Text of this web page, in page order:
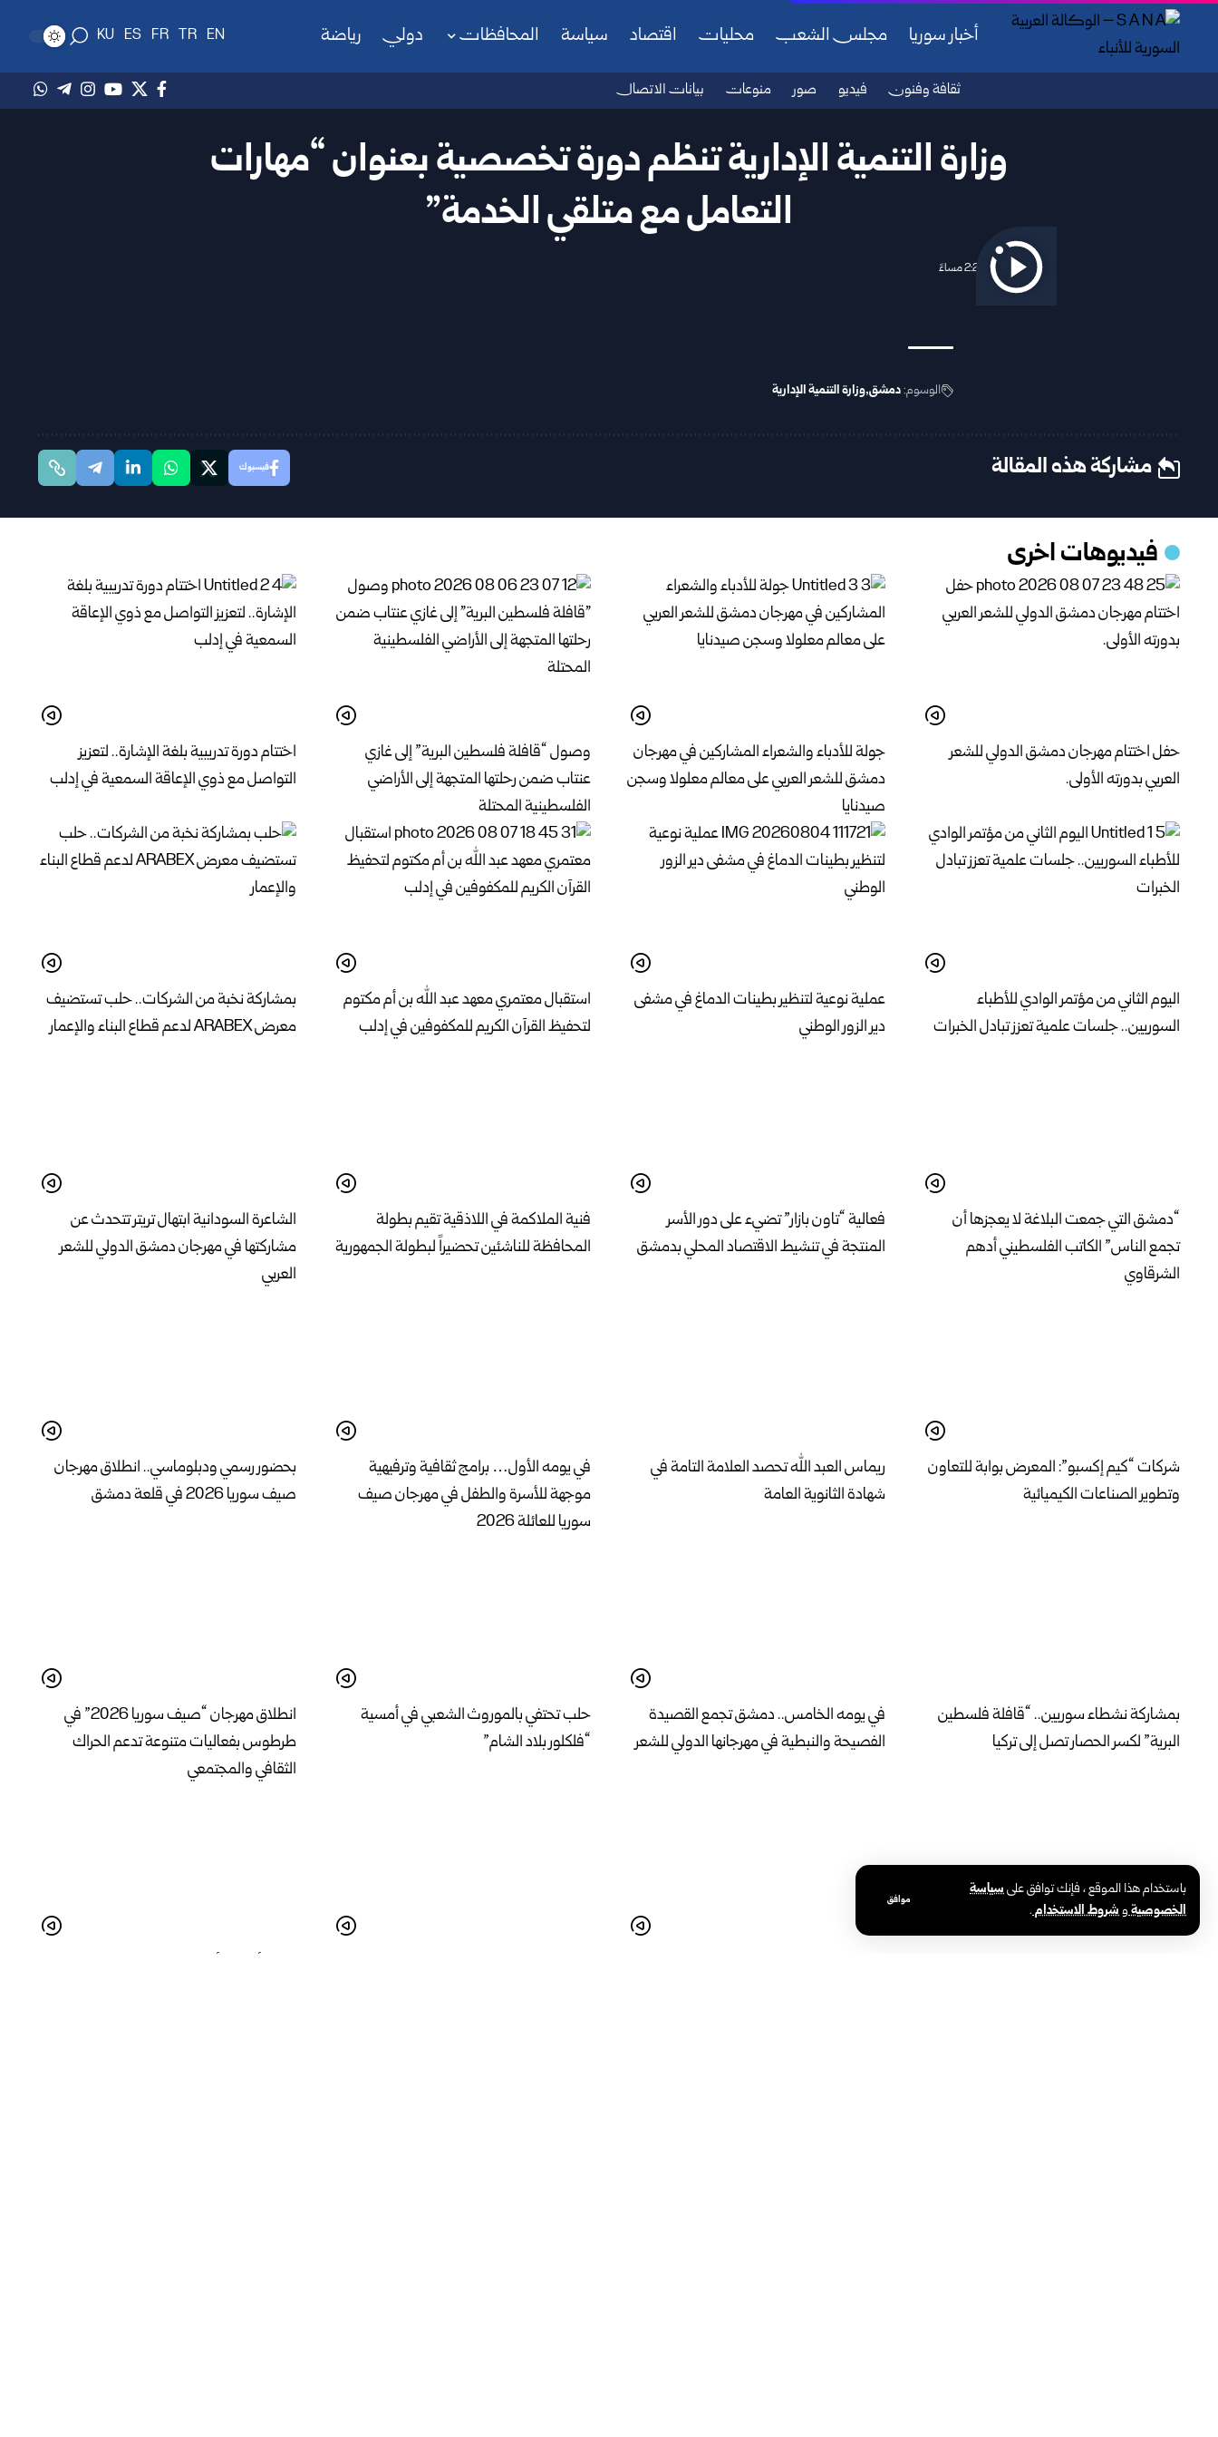
باستخدام هذا الموقع ، فإنك توافق علىسياسة
الخصوصيةوشروط الاستخدام.
موافق
أخبار سوريا مجلس الشعب محليات اقتصاد سياسة المحافظات دولي رياضة EN
TR
FR
ES
KU
ثقافة وفنون فيديو صور منوعات بيانات الاتصال
وزارة التنمية الإدارية تنظم دورة تخصصية بعنوان “مهارات
التعامل مع متلقي الخدمة”
2025/12/22 2:22 مساءً
الوسوم:دمشق وزارة التنمية الإدارية
مشاركة هذه المقالة فيسبوك
فيديوهات اخرى
حفل اختتام مهرجان دمشق الدولي للشعر
العربي بدورته الأولى.
جولة للأدباء والشعراء المشاركين في مهرجان
دمشق للشعر العربي على معالم معلولا وسجن
صيدنايا
وصول “قافلة فلسطين البرية” إلى غازي
عنتاب ضمن رحلتها المتجهة إلى الأراضي
الفلسطينية المحتلة
اختتام دورة تدريبية بلغة الإشارة.. لتعزيز
التواصل مع ذوي الإعاقة السمعية في إدلب
اليوم الثاني من مؤتمر الوادي للأطباء
السوريين.. جلسات علمية تعزز تبادل الخبرات
عملية نوعية لتنظير بطينات الدماغ في مشفى
دير الزور الوطني
استقبال معتمري معهد عبد الله بن أم مكتوم
لتحفيظ القرآن الكريم للمكفوفين في إدلب
بمشاركة نخبة من الشركات.. حلب تستضيف
معرض ARABEX لدعم قطاع البناء والإعمار
“دمشق التي جمعت البلاغة لا يعجزها أن
تجمع الناس” الكاتب الفلسطيني أدهم
الشرقاوي
فعالية “تاون بازار” تضيء على دور الأسر
المنتجة في تنشيط الاقتصاد المحلي بدمشق
فنية الملاكمة في اللاذقية تقيم بطولة
المحافظة للناشئين تحضيراً لبطولة الجمهورية
الشاعرة السودانية ابتهال تريتر تتحدث عن
مشاركتها في مهرجان دمشق الدولي للشعر
العربي
شركات “كيم إكسبو”: المعرض بوابة للتعاون
وتطوير الصناعات الكيميائية
ريماس العبد الله تحصد العلامة التامة في
شهادة الثانوية العامة
في يومه الأول… برامج ثقافية وترفيهية
موجهة للأسرة والطفل في مهرجان صيف
سوريا للعائلة 2026
بحضور رسمي ودبلوماسي.. انطلاق مهرجان
صيف سوريا 2026 في قلعة دمشق
بمشاركة نشطاء سوريين.. “قافلة فلسطين
البرية” لكسر الحصار تصل إلى تركيا
في يومه الخامس.. دمشق تجمع القصيدة
الفصيحة والنبطية في مهرجانها الدولي للشعر
حلب تحتفي بالموروث الشعبي في أمسية
“فلكلور بلاد الشام”
انطلاق مهرجان “صيف سوريا 2026” في
طرطوس بفعاليات متنوعة تدعم الحراك
الثقافي والمجتمعي